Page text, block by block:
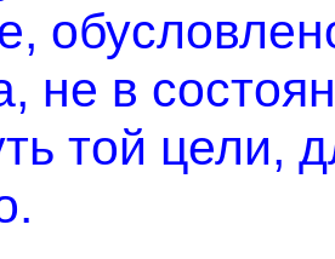
не в
той цели,